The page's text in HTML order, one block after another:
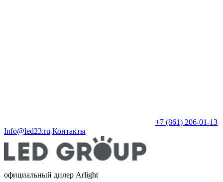
+7 (861) 206-01-13
Info@led23.ru Контакты
официальный дилер Arlight